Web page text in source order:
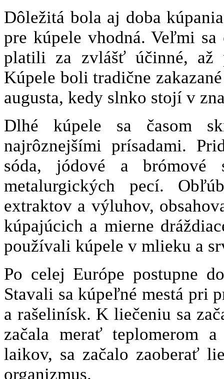
Dôležitá bola aj doba
pre kúpele vhodná. Veľmi
platili za zvlášť účinné, až
Kúpele boli tradične
augusta, kedy slnko stojí v
Dlhé kúpele sa časom
najrôznejšími prísadami.
sóda, jódové a
metalurgických pecí.
extraktov a výluhov,
kúpajúcich a mierne
používali kúpele v mlieku a
Po celej Európe postupne
Stavali sa kúpeľné mestá pri
a rašelinísk. K liečeniu sa
začala merať teplomerom
laikov, sa začalo zaoberať
organizmus.